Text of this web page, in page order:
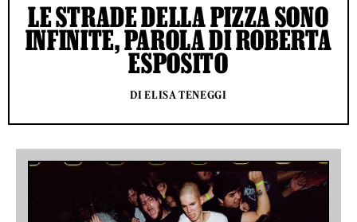
LE STRADE DELLA PIZZA SONO
INFINITE, PAROLA DI ROBERTA
ESPOSITO
DI ELISA TENEGGI